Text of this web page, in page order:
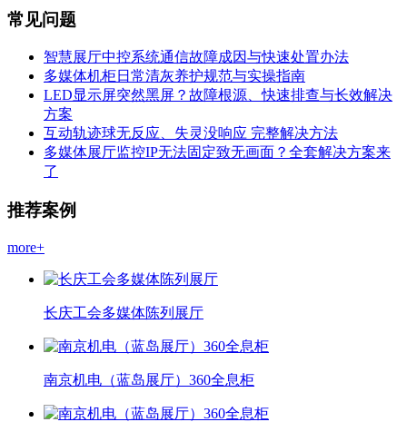
常见问题
智慧展厅中控系统通信故障成因与快速处置办法
多媒体机柜日常清灰养护规范与实操指南
LED显示屏突然黑屏？故障根源、快速排查与长效解决
方案
互动轨迹球无反应、失灵没响应 完整解决方法
多媒体展厅监控IP无法固定致无画面？全套解决方案来
了
推荐案例
more+
长庆工会多媒体陈列展厅
南京机电（蓝岛展厅）360全息柜